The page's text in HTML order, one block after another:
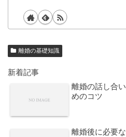
離婚の基礎知識
新着記事
離婚の話し合
めのコツ
離婚後に必要